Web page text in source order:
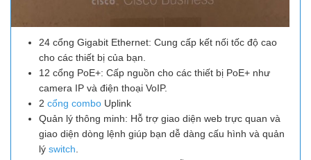
24 cổng Gigabit Ethernet: Cung cấp kết nối tốc độ cao
cho các thiết bị của bạn.
12 cổng PoE+: Cấp nguồn cho các thiết bị PoE+ như
camera IP và điện thoại VoIP.
2 cổng combo Uplink
Quản lý thông minh: Hỗ trợ giao diện web trực quan và
giao diện dòng lệnh giúp bạn dễ dàng cấu hình và quản
lý switch